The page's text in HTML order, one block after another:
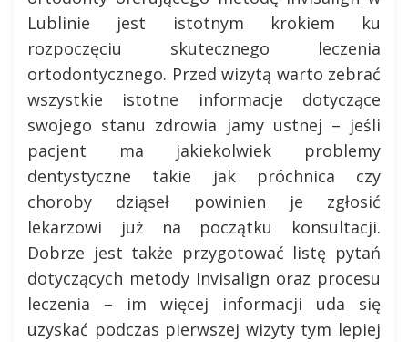
Lublinie jest istotnym krokiem ku
rozpoczęciu skutecznego leczenia
ortodontycznego. Przed wizytą warto zebrać
wszystkie istotne informacje dotyczące
swojego stanu zdrowia jamy ustnej – jeśli
pacjent ma jakiekolwiek problemy
dentystyczne takie jak próchnica czy
choroby dziąseł powinien je zgłosić
lekarzowi już na początku konsultacji.
Dobrze jest także przygotować listę pytań
dotyczących metody Invisalign oraz procesu
leczenia – im więcej informacji uda się
uzyskać podczas pierwszej wizyty tym lepiej